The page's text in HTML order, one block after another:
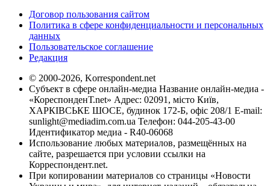
Договор пользования сайтом
Политика в сфере конфиденциальности и персональных
данных
Пользовательское соглашение
Редакция
© 2000-2026, Korrespondent.net
Субъект в сфере онлайн-медиа Название онлайн-медиа -
«КореспонденТ.net» Адрес: 02091, місто Київ,
ХАРКІВСЬКЕ ШОСЕ, будинок 172-Б, офіс 208/1 E-mail:
sunlight@mediadim.com.ua Телефон: 044-205-43-00
Идентификатор медиа - R40-06068
Использование любых материалов, размещённых на
сайте, разрешается при условии ссылки на
Корреспондент.net.
При копировании материалов со страницы «Новости